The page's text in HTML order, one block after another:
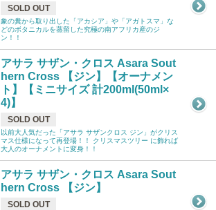
SOLD OUT
象の糞から取り出した「アカシア」や「アガトスマ」な
どのボタニカルを蒸留した究極の南アフリカ産のジ
ン！！
アサラ サザン・クロス Asara Sout
hern Cross 【ジン】【オーナメン
ト】【ミニサイズ 計200ml(50ml×
4)】
SOLD OUT
以前大人気だった「アサラ サザンクロス ジン」がクリス
マス仕様になって再登場！！ クリスマスツリー に飾れば
大人のオーナメントに変身！！
アサラ サザン・クロス Asara Sout
hern Cross 【ジン】
SOLD OUT